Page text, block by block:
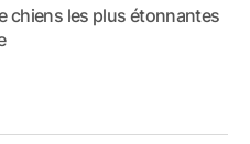
chiens les plus étonnantes